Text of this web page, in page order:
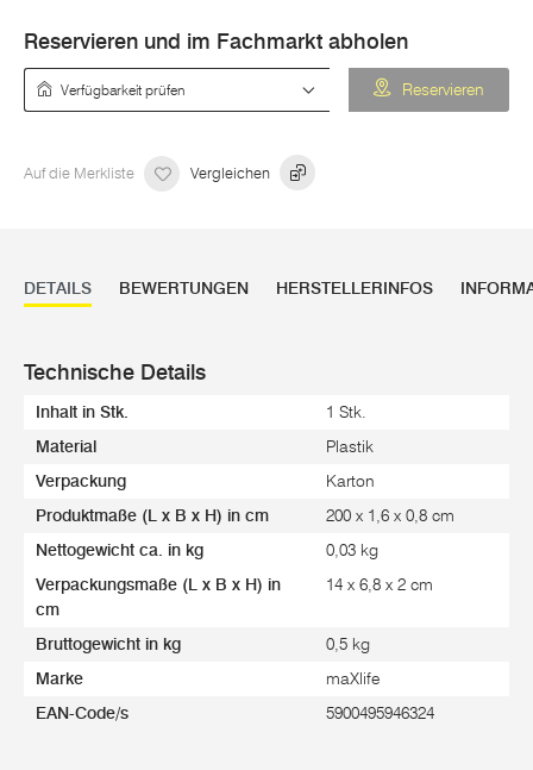
Reservieren und im Fachmarkt abholen
Reservieren
Auf die Merkliste Vergleichen
DETAILS BEWERTUNGEN HERSTELLERINFOS
Technische Details
Inhalt in Stk. 1 Stk.
Material Plastik
Verpackung Karton
Produktmaße (L x B x H) in cm 200 x 1,6 x 0,8 cm
Nettogewicht ca. in kg 0,03 kg
Verpackungsmaße (L x B x H) in
cm
14 x 6,8 x 2 cm
Bruttogewicht in kg 0,5 kg
Marke maXlife
EAN-Code/s 5900495946324